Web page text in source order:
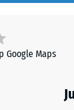
Google Maps